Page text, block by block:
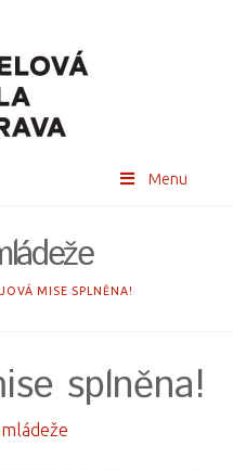
Menu
MISE SPLNĚNA!
splněna!